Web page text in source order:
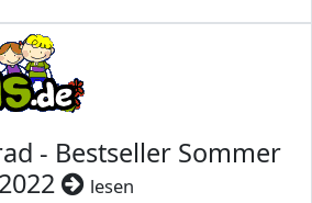
- Bestseller Sommer
2022
lesen